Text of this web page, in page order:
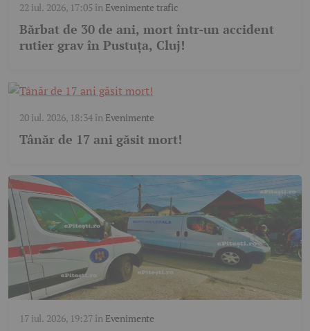
22 iul. 2026, 17:05 în Evenimente trafic
Bărbat de 30 de ani, mort într-un accident
rutier grav în Pustuța, Cluj!
20 iul. 2026, 18:34în Evenimente
Tânăr de 17 ani găsit mort!
17 iul. 2026, 19:27în Evenimente